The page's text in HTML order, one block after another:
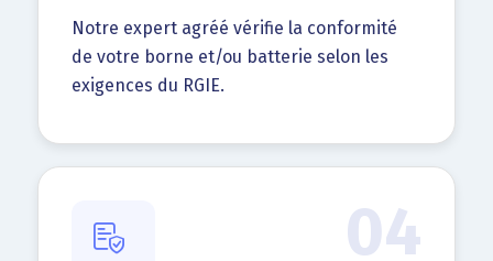
Notre expert agréé vérifie la conformité
de votre borne et/ou batterie selon les
exigences du RGIE.
04